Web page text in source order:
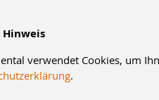
Hinweis
verwendet Cookies, um
.
Zahnbestellung
Angebote & Aktionen